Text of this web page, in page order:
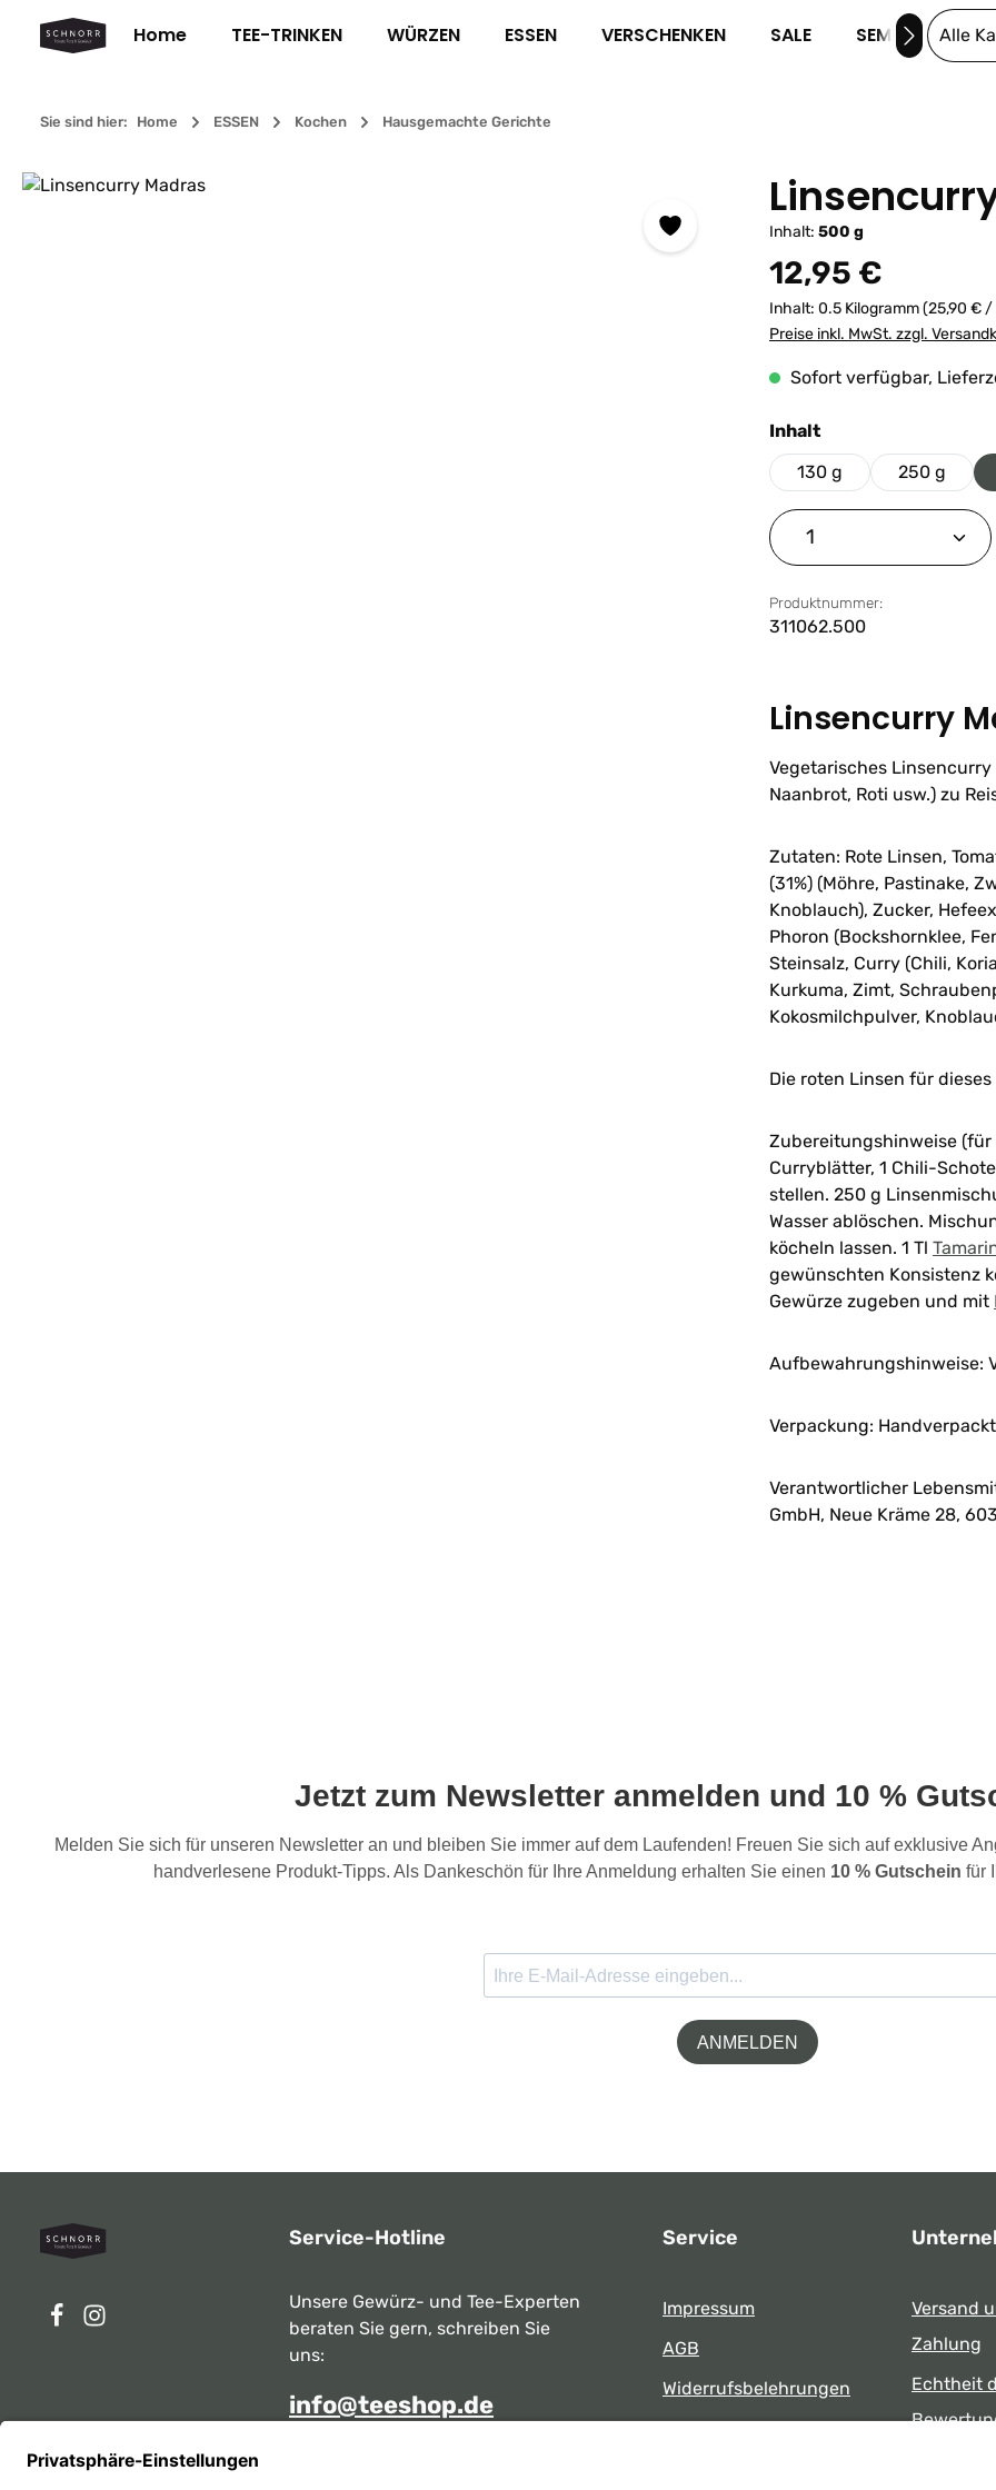
Hauptinhalt springen
Zur Suche springen
Zur Hauptnavigation springen
Home TEE-TRINKEN WÜRZEN ESSEN VERSCHENKEN SALE SEMINAREAlle
Sie sind hier: Home ESSEN Kochen Hausgemachte Gerichte
Bildergalerie überspringen
Inhalt: 500 g
Regulärer Preis:
12,95 €
Inhalt: 0.5 Kilogramm(25,90 € /
Preise inkl. MwSt. zzgl.
Sofort verfügbar,
Inhaltauswählen
130 g
250 g
Produkt Anzahl:
Produktnummer:
311062.500
Linsencurry
Vegetarisches
Naanbrot, Roti usw.) zu
Zutaten: Rote Linsen,
(31%) (Möhre, Pastinake,
Knoblauch), Zucker,
Phoron (Bockshornklee,
Steinsalz, Curry (Chili,
Kurkuma, Zimt,
Kokosmilchpulver,
Die roten Linsen für
Zubereitungshinweise (für
Curryblätter, 1 Chili-
stellen. 250 g
Wasser ablöschen.
köcheln lassen. 1 Tl
gewünschten Konsistenz
Gewürze zugeben und mit
Aufbewahrungshinweise:
Verpackung:
Verantwortlicher
GmbH, Neue Kräme 28,
Jetzt zum Newsletter anmelden und 10 %
Melden Sie sich für unseren Newsletter an und bleiben Sie immer auf dem Laufenden! Freuen Sie sich auf exklusive
handverlesene Produkt-Tipps. Als Dankeschön für Ihre Anmeldung erhalten Sie einen 10 % Gutschein für
ANMELDEN
Service-Hotline
Unsere Gewürz- und Tee-Experten
beraten Sie gern, schreiben Sie
uns:
info@teeshop.de
Service
Impressum
AGB
Widerrufsbelehrungen
Datenschutz
Versand
Zahlung
Echtheit